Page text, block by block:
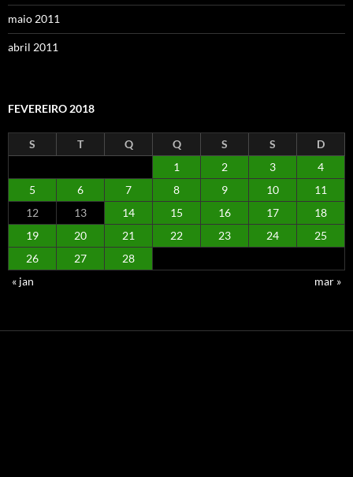
maio 2011
abril 2011
FEVEREIRO 2018
S T Q Q S S
D
1
2 3
4
5
6 7 8 9 10
11
12
13 14 15 16 17
18
19
20 21 22 23 24
25
26
27
28
« jan
mar »